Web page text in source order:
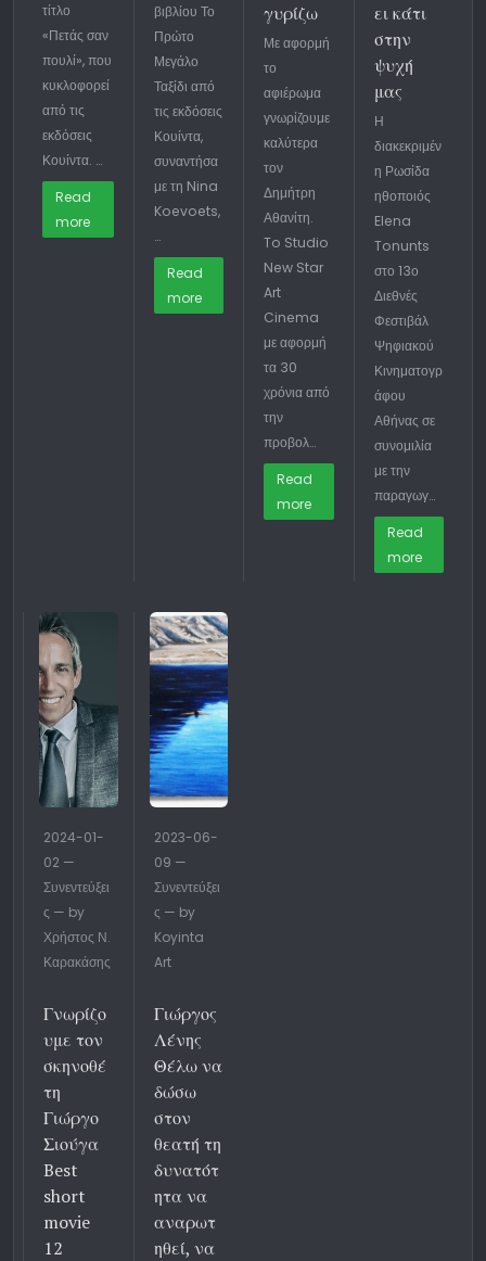
τίτλο
«Πετάς σαν
πουλί», που
κυκλοφορεί
από τις
εκδόσεις
Κουίντα. …
Read
more
βιβλίου Το
Πρώτο
Μεγάλο
Ταξίδι από
τις εκδόσεις
Κουίντα,
συναντήσα
με τη Nina
Koevoets,
…
Read
more
γυρίζω
Με αφορμή
το
αφιέρωμα
γνωρίζουμε
καλύτερα
τον
Δημήτρη
Αθανίτη.
To Studio
New Star
Art
Cinema
με αφορμή
τα 30
χρόνια από
την
προβολ…
Read
more
ει κάτι
στην
ψυχή
μας
Η
διακεκριμέν
η Ρωσίδα
ηθοποιός
Elena
Tonunts
στο 13ο
Διεθνές
Φεστιβάλ
Ψηφιακού
Κινηματογρ
άφου
Αθήνας σε
συνομιλία
με την
παραγωγ…
Read
more
2024-01-
02 —
Συνεντεύξει
ς — by
Χρήστος Ν.
Καρακάσης
Γνωρίζο
υμε τον
σκηνοθέ
τη
Γιώργο
Σιούγα
Best
short
movie
12
2023-06-
09 —
Συνεντεύξει
ς — by
Koyinta
Art
Γιώργος
Λένης
Θέλω να
δώσω
στον
θεατή τη
δυνατότ
ητα να
αναρωτ
ηθεί, να